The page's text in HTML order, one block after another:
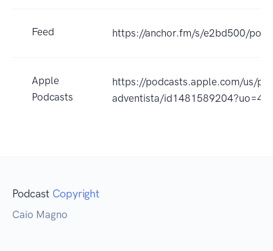
Feed https://anchor.fm/s/e2bd500/
Apple
Podcasts
https://podcasts.apple.com/us/
adventista/id1481589204?uo=4
Podcast Copyright
Caio Magno